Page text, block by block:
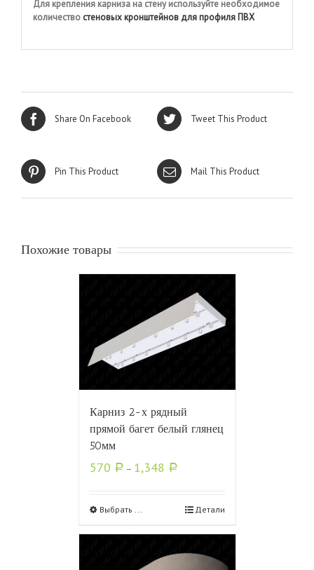
Для крепления карниза на стену используйте необходимое
количество стеновых кронштейнов для профиля ПВХ
Share On Facebook Tweet This Product
Pin This Product Mail This Product
Похожие товары
Карниз 2-х рядный
прямой багет белый глянец
50мм
570 Р – 1,348 Р
Выбрать ... Детали